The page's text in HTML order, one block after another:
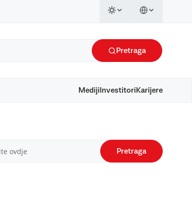
Pretraga
Mediji Investitori Karijere
Pretraga